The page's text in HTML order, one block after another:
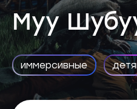
Муу
иммерсивные